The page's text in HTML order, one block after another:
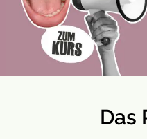
Das